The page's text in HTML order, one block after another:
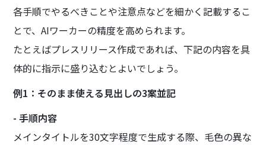
各手順でやるべきことや注意点などを細かく記載するこ
とで、AIワーカーの精度を高められます。
たとえばプレスリリース作成であれば、下記の内容を具
体的に指示に盛り込むとよいでしょう。
例1：そのまま使える見出しの3案並記
- 手順内容
メインタイトルを30文字程度で生成する際、毛色の異な